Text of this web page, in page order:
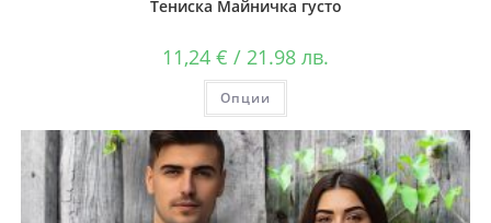
Тениска Майничка густо
11,24 € / 21.98 лв.
Опции